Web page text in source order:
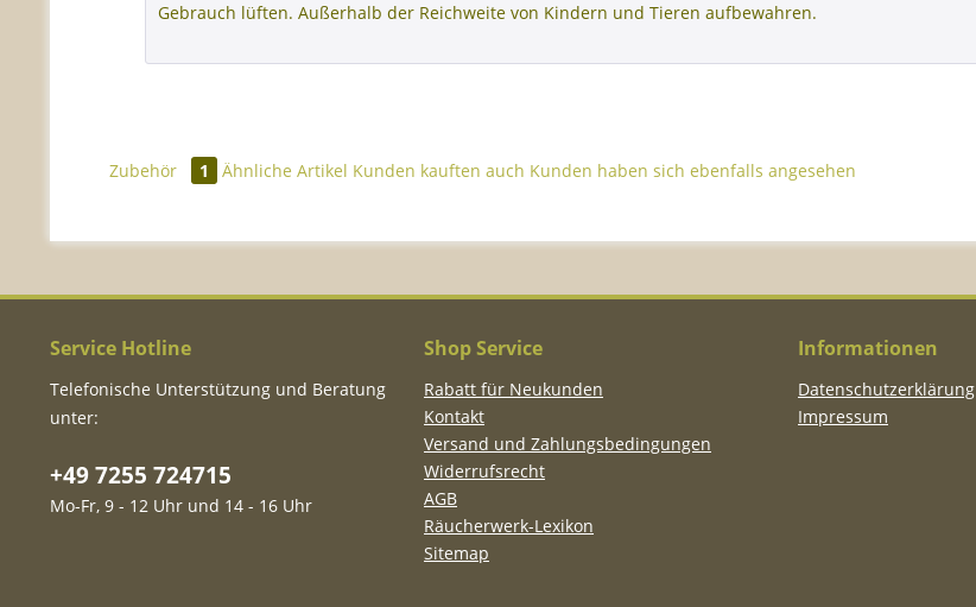
Gebrauch lüften. Außerhalb der Reichweite von Kindern und Tieren aufbewahren.
Zubehör 1 Ähnliche Artikel Kunden kauften auch Kunden haben sich ebenfalls angesehen
Service Hotline
Telefonische Unterstützung und Beratung
unter:
+49 7255 724715
Mo-Fr, 9 - 12 Uhr und 14 - 16 Uhr
Shop Service
Rabatt für Neukunden
Kontakt
Versand und Zahlungsbedingungen
Widerrufsrecht
AGB
Räucherwerk-Lexikon
Sitemap
Informationen
Datenschutzerklärung
Impressum